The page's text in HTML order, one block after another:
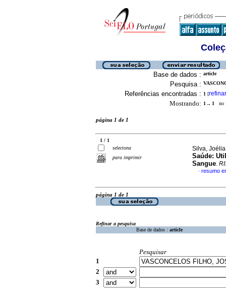
Base de dados : article
Pesquisa :
Referências encontradas : 1 [refinar
Mostrando: 1 .. 1 no
página 1 de 1
1 / 1
seleciona
para imprimir
Silva,
Saúde:
Sangue.
· resumo
página 1 de 1
Refinar a pesquisa
Base de dados : article
Pesquisar
1
2
3